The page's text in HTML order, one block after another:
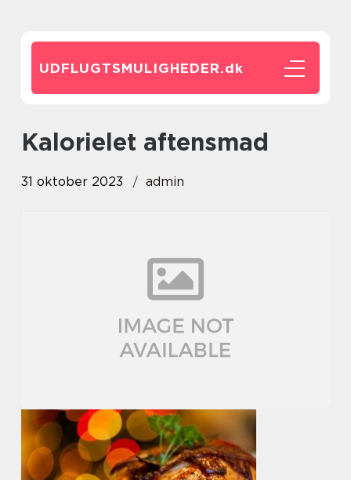
UDFLUGTSMULIGHEDER.dk
kalorielet aftensmad
31 oktober 2023 admin